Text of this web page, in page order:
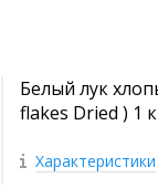
Белый лук
flakes Dried ) 1
Характеристики